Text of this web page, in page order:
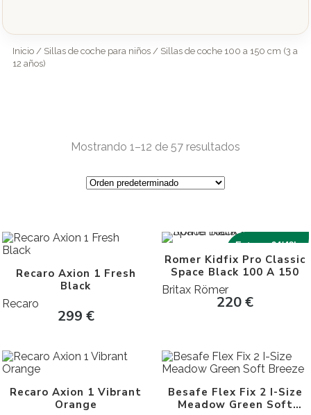
Inicio / Sillas de coche para niños / Sillas de coche 100 a 150 cm (3 a
12 años)
Mostrando 1–12 de 57 resultados
Recaro Axion 1 Fresh
Black
Recaro
299 €
Entrega 24/48h
Romer Kidfix Pro Classic
Space Black 100 A 150
Britax Römer
220€
Recaro Axion 1 Vibrant
Orange
Besafe Flex Fix 2 I-Size
Meadow Green Soft